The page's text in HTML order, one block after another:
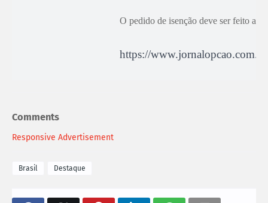
O pedido de isenção deve ser feito
https://
Comments
Responsive Advertisement
Brasil Destaque